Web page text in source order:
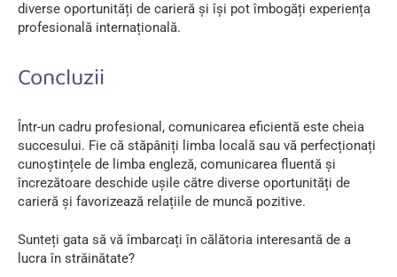
diverse oportunități de carieră și își pot îmbogăți experiența
profesională internațională.
Concluzii
Într-un cadru profesional, comunicarea eficientă este cheia
succesului. Fie că stăpâniți limba locală sau vă perfecționați
cunoștințele de limba engleză, comunicarea fluentă și
încrezătoare deschide ușile către diverse oportunități de
carieră și favorizează relațiile de muncă pozitive.
Sunteți gata să vă îmbarcați în călătoria interesantă de a
lucra în străinătate?